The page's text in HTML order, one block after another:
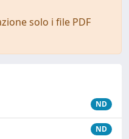
solo i file PDF
ND
ND